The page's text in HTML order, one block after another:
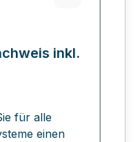
inkl.
für alle
einen